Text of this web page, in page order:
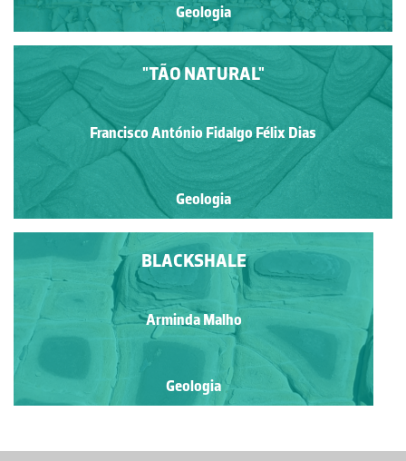
Geologia
"TÃO NATURAL"
Francisco António Fidalgo Félix Dias
Geologia
BLACKSHALE
Arminda Malho
Geologia